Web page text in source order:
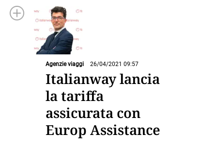
Agenzie viaggi 26/04/2021 09:57
Italianway lancia
la tariffa
assicurata con
Europ Assistance